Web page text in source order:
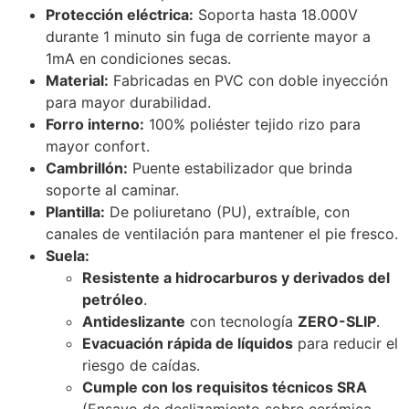
Protección eléctrica: Soporta hasta 18.000V
durante 1 minuto sin fuga de corriente mayor a
1mA en condiciones secas.
Material: Fabricadas en PVC con doble inyección
para mayor durabilidad.
Forro interno: 100% poliéster tejido rizo para
mayor confort.
Cambrillón: Puente estabilizador que brinda
soporte al caminar.
Plantilla: De poliuretano (PU), extraíble, con
canales de ventilación para mantener el pie fresco.
Suela:
Resistente a hidrocarburos y derivados del
petróleo.
Antideslizante con tecnología ZERO-SLIP.
Evacuación rápida de líquidos para reducir el
riesgo de caídas.
Cumple con los requisitos técnicos SRA